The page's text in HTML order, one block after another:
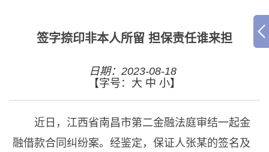
签字捺印非本人所留 担保责任谁来担
日期：2023-08-18
【字号： 大 中 小】
近日，江西省南昌市第二金融法庭审结一起金
融借款合同纠纷案。经鉴定，保证人张某的签名及